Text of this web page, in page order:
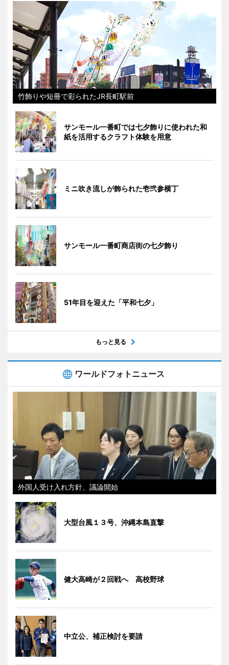
竹飾りや短冊で彩られたJR長町駅前
サンモール一番町では七夕飾りに使われた和
紙を活用するクラフト体験を用意
ミニ吹き流しが飾られた壱弐参横丁
サンモール一番町商店街の七夕飾り
51年目を迎えた「平和七夕」
もっと見る
ワールドフォトニュース
外国人受け入れ方針、議論開始
大型台風１３号、沖縄本島直撃
健大高崎が２回戦へ 高校野球
中立公、補正検討を要請